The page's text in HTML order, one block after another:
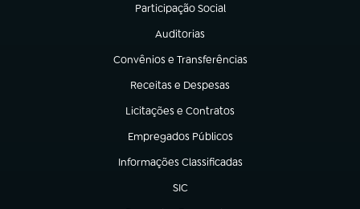
Participação Social
(abre em nova aba)
Auditorias
(abre em nova aba)
Convênios e Transferências
(abre em nova aba)
Receitas e Despesas
(abre em nova aba)
Licitações e Contratos
(abre em nova aba)
Empregados Públicos
(abre em nova aba)
Informações Classificadas
(abre em nova aba)
SIC
(abre em nova aba)